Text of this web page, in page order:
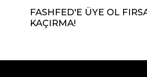
FASHFED'E ÜYE OL
KAÇIRMA!